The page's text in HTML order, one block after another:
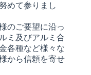
めて参りまし
のご要望に沿っ
ミ及びアルミ合
各種など様々な
から信頼を寄せ